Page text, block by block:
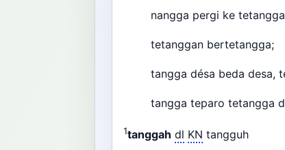
nangga pergi ke
tetanggan bertetangga;
tangga désa beda desa,
tangga teparo tetangga
1tanggah dl KN tangguh